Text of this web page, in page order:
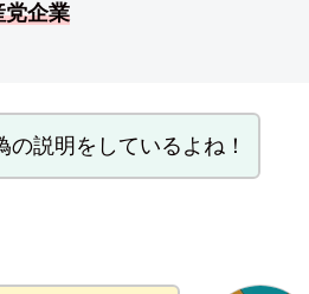
党企業
の説明をしているよね！